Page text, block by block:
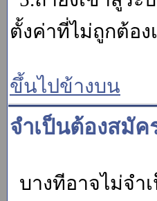
ตั้งค่าที่ไม่ถูกต้อ
ขึ้นไปข้างบน
จำเป็นต้องสมั
บางทีอาจไม่จำ